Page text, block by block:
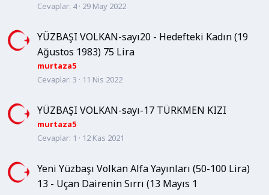
Cevaplar 4 29 May 2022
YÜZBAŞI VOLKAN-sayı20 - Hedefteki Kadın (19
Ağustos 1983) 75 Lira
murtaza5
Cevaplar 3 11 Nis 2022
YÜZBAŞI VOLKAN-sayı-17 TÜRKMEN KIZI
murtaza5
Cevaplar 1 12 Kas 2021
Yeni Yüzbaşı Volkan Alfa Yayınları (50-100 Lira)
13 - Uçan Dairenin Sırrı (13 Mayıs 1